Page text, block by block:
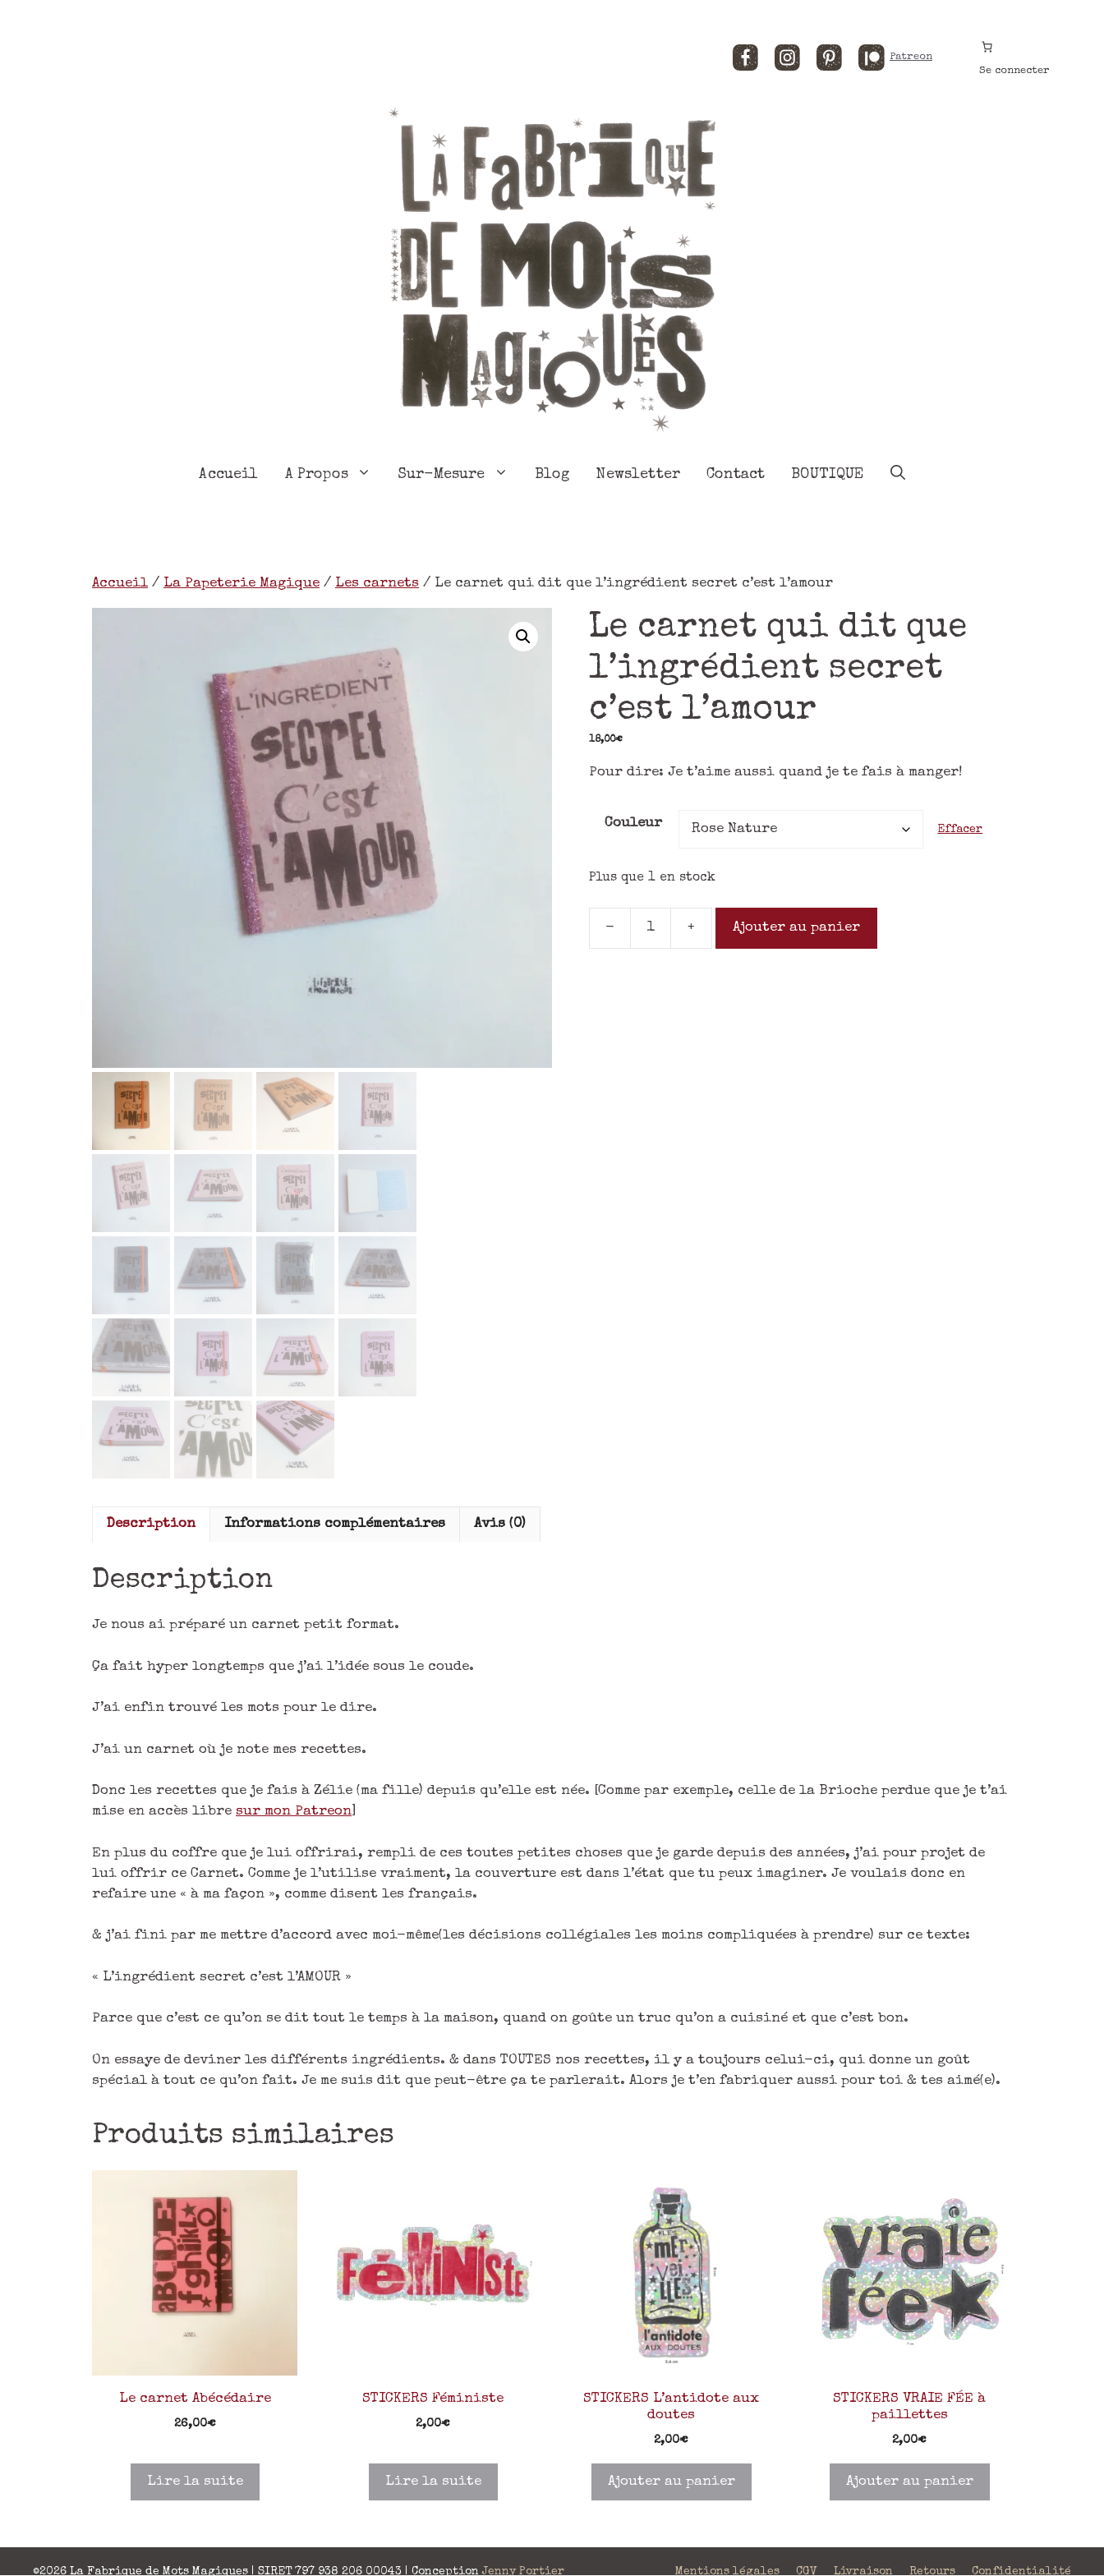
FacebookInstagramPinterestPatreon
Se connecter
Accueil A Propos Sur-Mesure Blog Newsletter Contact BOUTIQUE
Accueil/ La Papeterie Magique / Les carnets / Le carnet qui dit que l’ingrédient secret c’est l’amour
Le carnet qui dit que
l’ingrédient secret
c’est l’amour
18,00€
Pour dire: Je t’aime aussi quand je te fais à manger!
Couleur Effacer
Plus que 1 en stock
- + Ajouter au panier
Description Informations complémentaires Avis (0)
Description
Je nous ai préparé un carnet petit format.
Ça fait hyper longtemps que j’ai l’idée sous le coude.
J’ai enfin trouvé les mots pour le dire.
J’ai un carnet où je note mes recettes.
Donc les recettes que je fais à Zélie (ma fille) depuis qu’elle est née. [Comme par exemple, celle de la Brioche perdue que je t’ai
mise en accès libre sur mon Patreon]
En plus du coffre que je lui offrirai, rempli de ces toutes petites choses que je garde depuis des années, j’ai pour projet de
lui offrir ce Carnet. Comme je l’utilise vraiment, la couverture est dans l’état que tu peux imaginer. Je voulais donc en
refaire une « à ma façon », comme disent les français.
& j’ai fini par me mettre d’accord avec moi-même(les décisions collégiales les moins compliquées à prendre) sur ce texte:
« L’ingrédient secret c’est l’AMOUR »
Parce que c’est ce qu’on se dit tout le temps à la maison, quand on goûte un truc qu’on a cuisiné et que c’est bon.
On essaye de deviner les différents ingrédients. & dans TOUTES nos recettes, il y a toujours celui-ci, qui donne un goût
spécial à tout ce qu’on fait. Je me suis dit que peut-être ça te parlerait. Alors je t’en fabriquer aussi pour toi & tes aimé(e).
Produits similaires
Le carnet Abécédaire
26,00€
Lire la suite
STICKERS Féministe
2,00€
Lire la suite
STICKERS L’antidote aux
doutes
2,00€
Ajouter au panier
STICKERS VRAIE FÉE à
paillettes
2,00€
Ajouter au panier
Mentions légales CGV Livraison Retours Confidentialité
©2026 La Fabrique de Mots Magiques | SIRET 797 938 206 00043 | ConceptionJenny Portier